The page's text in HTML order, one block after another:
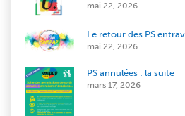
mai 22, 2026
Le retour des PS
mai 22, 2026
PS annulées : la suite
mars 17, 2026